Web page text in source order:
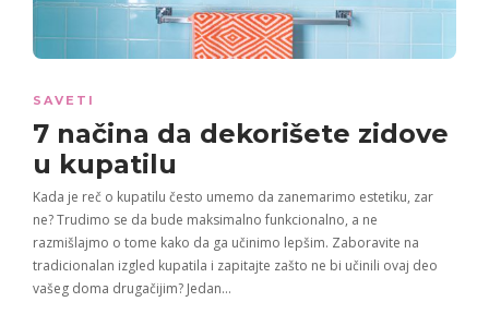
SAVETI
7 načina da dekorišete zidove
u kupatilu
Kada je reč o kupatilu često umemo da zanemarimo estetiku, zar
ne? Trudimo se da bude maksimalno funkcionalno, a ne
razmišlajmo o tome kako da ga učinimo lepšim. Zaboravite na
tradicionalan izgled kupatila i zapitajte zašto ne bi učinili ovaj deo
vašeg doma drugačijim? Jedan…